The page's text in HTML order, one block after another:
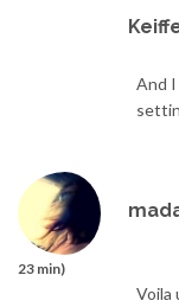
And
23 min)
Voila